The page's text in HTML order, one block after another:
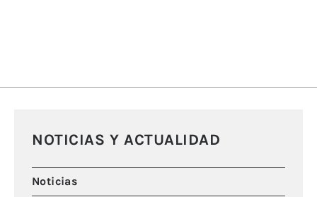
NOTICIAS Y ACTUALIDAD
Noticias